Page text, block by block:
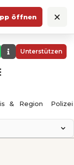
öffnen ×
Unterstützen
& Region Polizei